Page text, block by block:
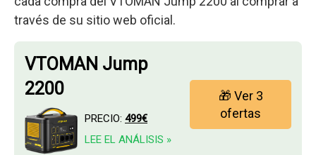
través de su sitio web oficial.
VTOMAN Jump
2200
PRECIO: 499€
LEE EL ANÁLISIS »
🎁 Ver 3
ofertas